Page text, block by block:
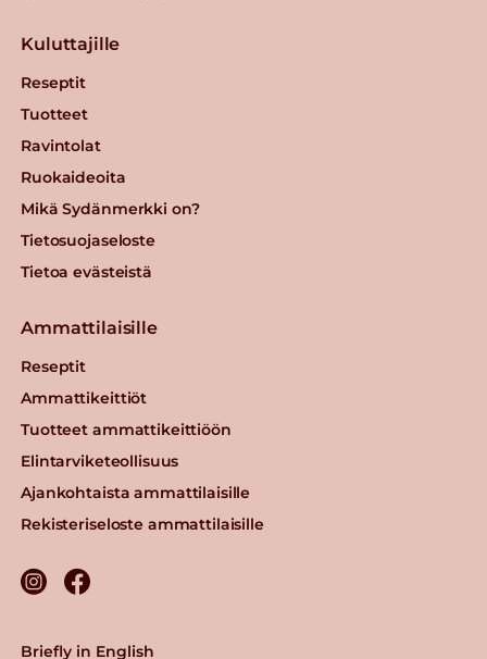
Kuluttajille
Reseptit
Tuotteet
Ravintolat
Ruokaideoita
Mikä Sydänmerkki on?
Tietosuojaseloste
Tietoa evästeistä
Ammattilaisille
Reseptit
Ammattikeittiöt
Tuotteet ammattikeittiöön
Elintarviketeollisuus
Ajankohtaista ammattilaisille
Rekisteriseloste ammattilaisille
Briefly in English